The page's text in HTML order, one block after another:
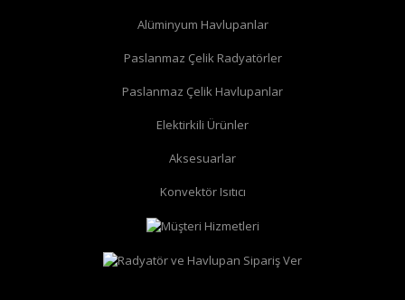
düz radyatör vanası
köşe radyatör vanası
Alüminyum Havlupanlar
Paslanmaz Çelik Radyatörler
Paslanmaz Çelik Havlupanlar
Elektirkili Ürünler
Aksesuarlar
Konvektör Isıtıcı